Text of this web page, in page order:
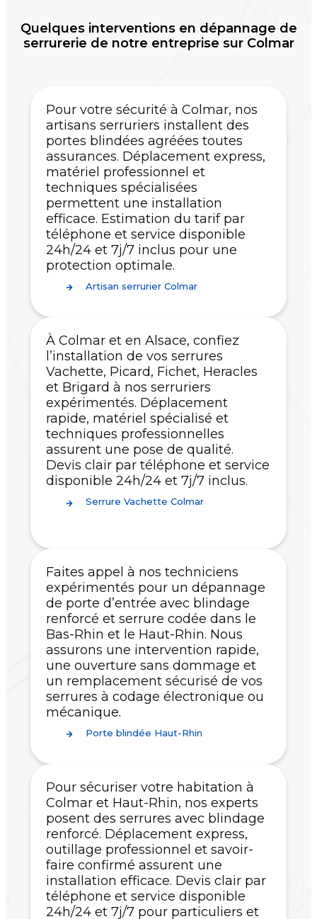
Quelques interventions en dépannage de
serrurerie de notre entreprise sur Colmar
Pour votre sécurité à Colmar, nos
artisans serruriers installent des
portes blindées agréées toutes
assurances. Déplacement express,
matériel professionnel et
techniques spécialisées
permettent une installation
efficace. Estimation du tarif par
téléphone et service disponible
24h/24 et 7j/7 inclus pour une
protection optimale.
Artisan serrurier Colmar
À Colmar et en Alsace, confiez
l’installation de vos serrures
Vachette, Picard, Fichet, Heracles
et Brigard à nos serruriers
expérimentés. Déplacement
rapide, matériel spécialisé et
techniques professionnelles
assurent une pose de qualité.
Devis clair par téléphone et service
disponible 24h/24 et 7j/7 inclus.
Serrure Vachette Colmar
Faites appel à nos techniciens
expérimentés pour un dépannage
de porte d’entrée avec blindage
renforcé et serrure codée dans le
Bas-Rhin et le Haut-Rhin. Nous
assurons une intervention rapide,
une ouverture sans dommage et
un remplacement sécurisé de vos
serrures à codage électronique ou
mécanique.
Porte blindée Haut-Rhin
Pour sécuriser votre habitation à
Colmar et Haut-Rhin, nos experts
posent des serrures avec blindage
renforcé. Déplacement express,
outillage professionnel et savoir-
faire confirmé assurent une
installation efficace. Devis clair par
téléphone et service disponible
24h/24 et 7j/7 pour particuliers et